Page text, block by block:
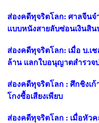
ส่องคดีทุจริตโลก: ศาลจีนจ
แบบหนังสายลับซ่อนเงินสิน
ส่องคดีทุจริตโลก: เมื่อ บ.เ
ล้าน แลกใบอนุญาตสำรวจ
ส่องคดีทุจริตโลก : ศึกชิงเ
โกงซื้อเสียงเพียบ
ส่องคดีทุจริตโลก : เมื่อหัว